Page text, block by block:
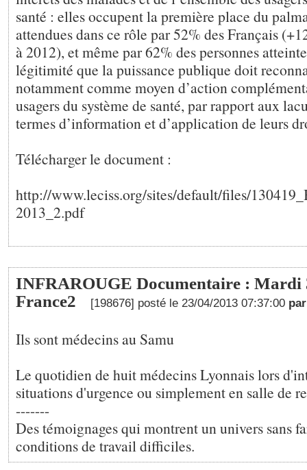
santé : elles occupent la première place du
attendues dans ce rôle par 52% des Français
à 2012), et même par 62% des personnes
légitimité que la puissance publique doit
notamment comme moyen d’action
usagers du système de santé, par rapport aux
termes d’information et d’application de leurs
Télécharger le document :
http://www.leciss.org/sites/default/files/
2013_2.pdf
INFRAROUGE Documentaire : Mardi
France2
[198676] posté le 23/04/2013 07:37:00
Ils sont médecins au Samu
Le quotidien de huit médecins Lyonnais lors
situations d'urgence ou simplement en salle de
-------
Des témoignages qui montrent un univers sans
conditions de travail difficiles.